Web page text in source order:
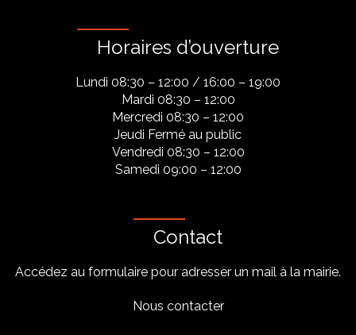
Horaires d’ouverture
Lundi 08:30 – 12:00 / 16:00 – 19:00
Mardi 08:30 – 12:00
Mercredi 08:30 – 12:00
Jeudi Fermé au public
Vendredi 08:30 – 12:00
Samedi 09:00 – 12:00
Contact
Accédez au formulaire pour adresser un mail à la mairie.
Nous contacter